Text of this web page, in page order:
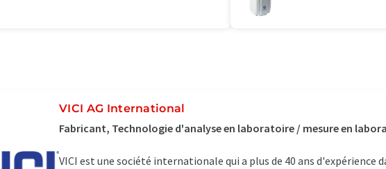
VICI AG International
Fabricant, Technologie d'analyse en laboratoire / mesure en
VICI est une société internationale qui a plus de 40 ans d'expérience